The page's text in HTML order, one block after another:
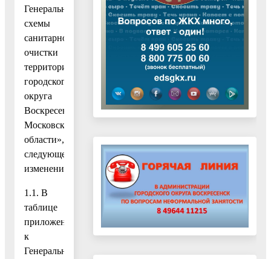
Генеральной
схемы
санитарной
очистки
территории
городского
округа
Воскресенск
Московской
области»,
следующее
изменение:
1.1. В
таблице
приложения
к
Генеральной